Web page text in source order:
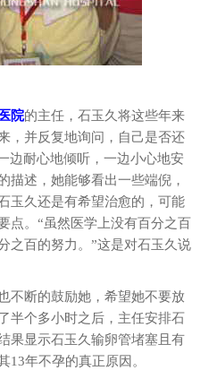
院的主任，石玉久将这些年来
，并反复地询问，自己是否还
边耐心地倾听，一边小心地安
描述，她能够看出一些端倪，
玉久还是有希望治愈的，可能
点。“虽然医学上没有百分之百
之百的努力。”这是对石玉久说
不断的鼓励她，希望她不要放
半个多小时之后，主任安排石
果显示石玉久输卵管堵塞且有
13年不孕的真正原因。